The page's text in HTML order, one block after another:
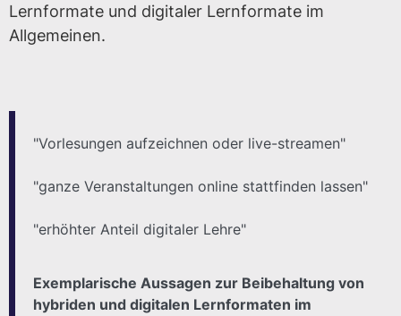
Lernformate und digitaler Lernformate im
Allgemeinen.
"Vorlesungen aufzeichnen oder live-streamen"
"ganze Veranstaltungen online stattfinden lassen"
"erhöhter Anteil digitaler Lehre"
Exemplarische Aussagen zur Beibehaltung von
hybriden und digitalen Lernformaten im